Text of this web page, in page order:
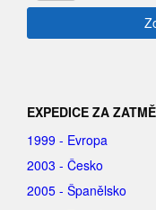
EXPEDICE ZA
1999 - Evropa
2003 - Česko
2005 - Španělsko